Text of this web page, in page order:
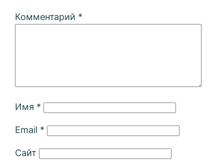
Комментарий *
Имя *
Email *
Сайт